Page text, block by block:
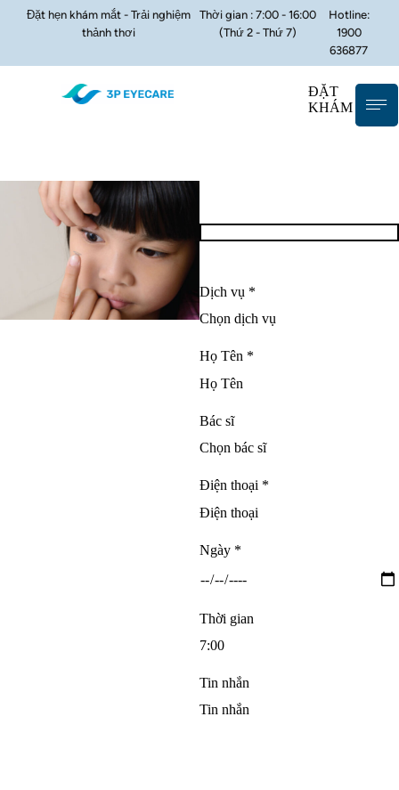
Đặt hẹn khám mắt - Trải nghiệm
thảnh thơi
Thời gian : 7:00 - 16:00
(Thứ 2 - Thứ 7)
Hotline:
1900
636877
ĐẶT
KHÁM
Dịch vụ *
Họ Tên *
Bác sĩ
Điện thoại *
Ngày *
Thời gian
Tin nhắn